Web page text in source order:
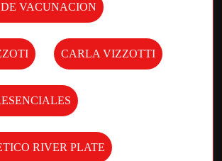
VACUNACION
CARLA VIZZOTTI
RIVER PLATE